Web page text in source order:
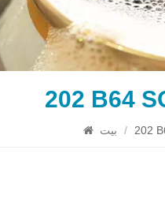
202 B64
/ 202